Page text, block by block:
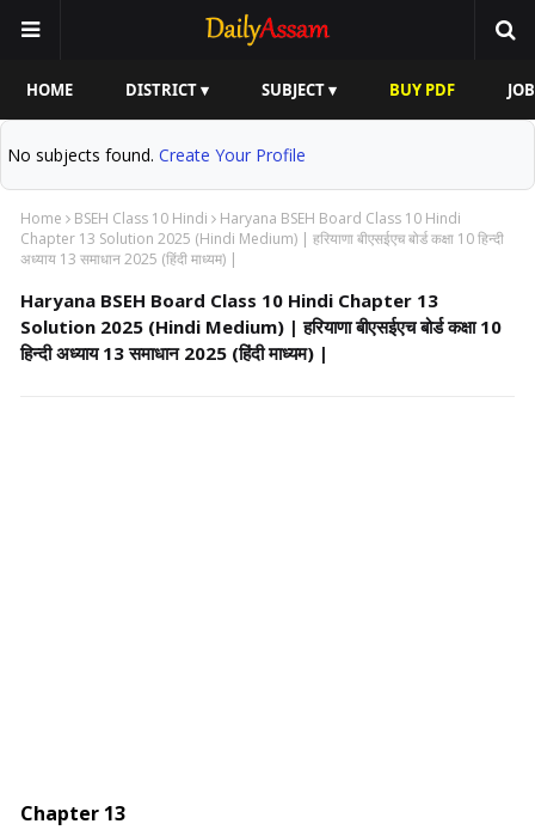
HOME DISTRICT ▾ SUBJECT ▾ BUY PDF
No subjects found. Create Your Profile
Home BSEH Class 10 Hindi
Haryana BSEH Board Class 10 Hindi
Chapter 13 Solution 2025 (Hindi Medium) | हरियाणा बीएसईएच बोर्ड कक्षा 10 हिन्दी
अध्याय 13 समाधान 2025 (हिंदी माध्यम) |
Haryana BSEH Board Class 10 Hindi Chapter 13
Solution 2025 (Hindi Medium) | हरियाणा बीएसईएच बोर्ड कक्षा 10
हिन्दी अध्याय 13 समाधान 2025 (हिंदी माध्यम) |
Chapter 13